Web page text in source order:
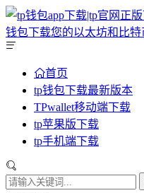
首页
tp钱包下载最新版本
TPwallet移动端下载
tp苹果版下载
tp手机端下载